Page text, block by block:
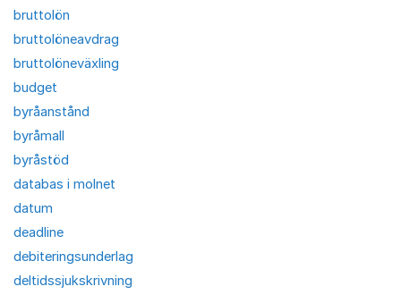
bruttolön
bruttolöneavdrag
bruttolöneväxling
budget
byråanstånd
byråmall
byråstöd
databas i molnet
datum
deadline
debiteringsunderlag
deltidssjukskrivning